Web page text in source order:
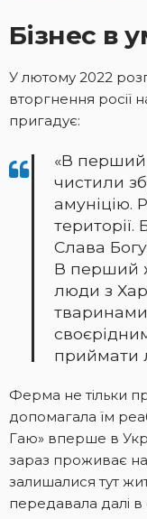
Бізнес в
У лютому 2022
вторгнення росії
пригадує:
«В
чистили
амуніцію.
території.
Слава
В перший
люди з
приймати
Ферма не тільки
допомагала їм
Гаю» вперше в
зараз проживає на
залишалися тут
передавала далі в